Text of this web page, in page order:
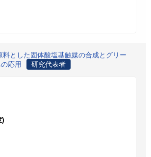
料とした固体酸塩基触媒の合成とグリー
応用
研究代表者
)